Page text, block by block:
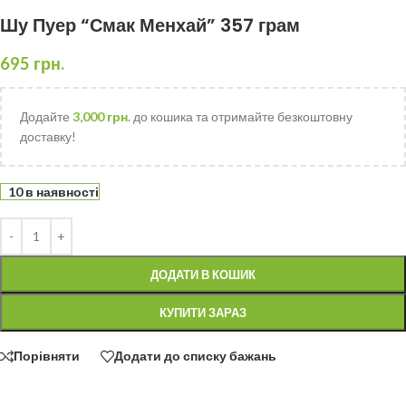
Шу Пуер “Смак Менхай” 357 грам
695 грн.
Додайте 3,000грн. до кошика та отримайте безкоштовну
доставку!
10 в наявності
ДОДАТИ В КОШИК
КУПИТИ ЗАРАЗ
Порівняти Додати до списку бажань